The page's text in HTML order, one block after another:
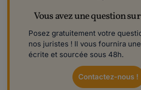
Vous avez une question
Posez gratuitement votre
nos juristes ! Il vous fournira
écrite et sourcée sous 48h.
Contactez-nous !